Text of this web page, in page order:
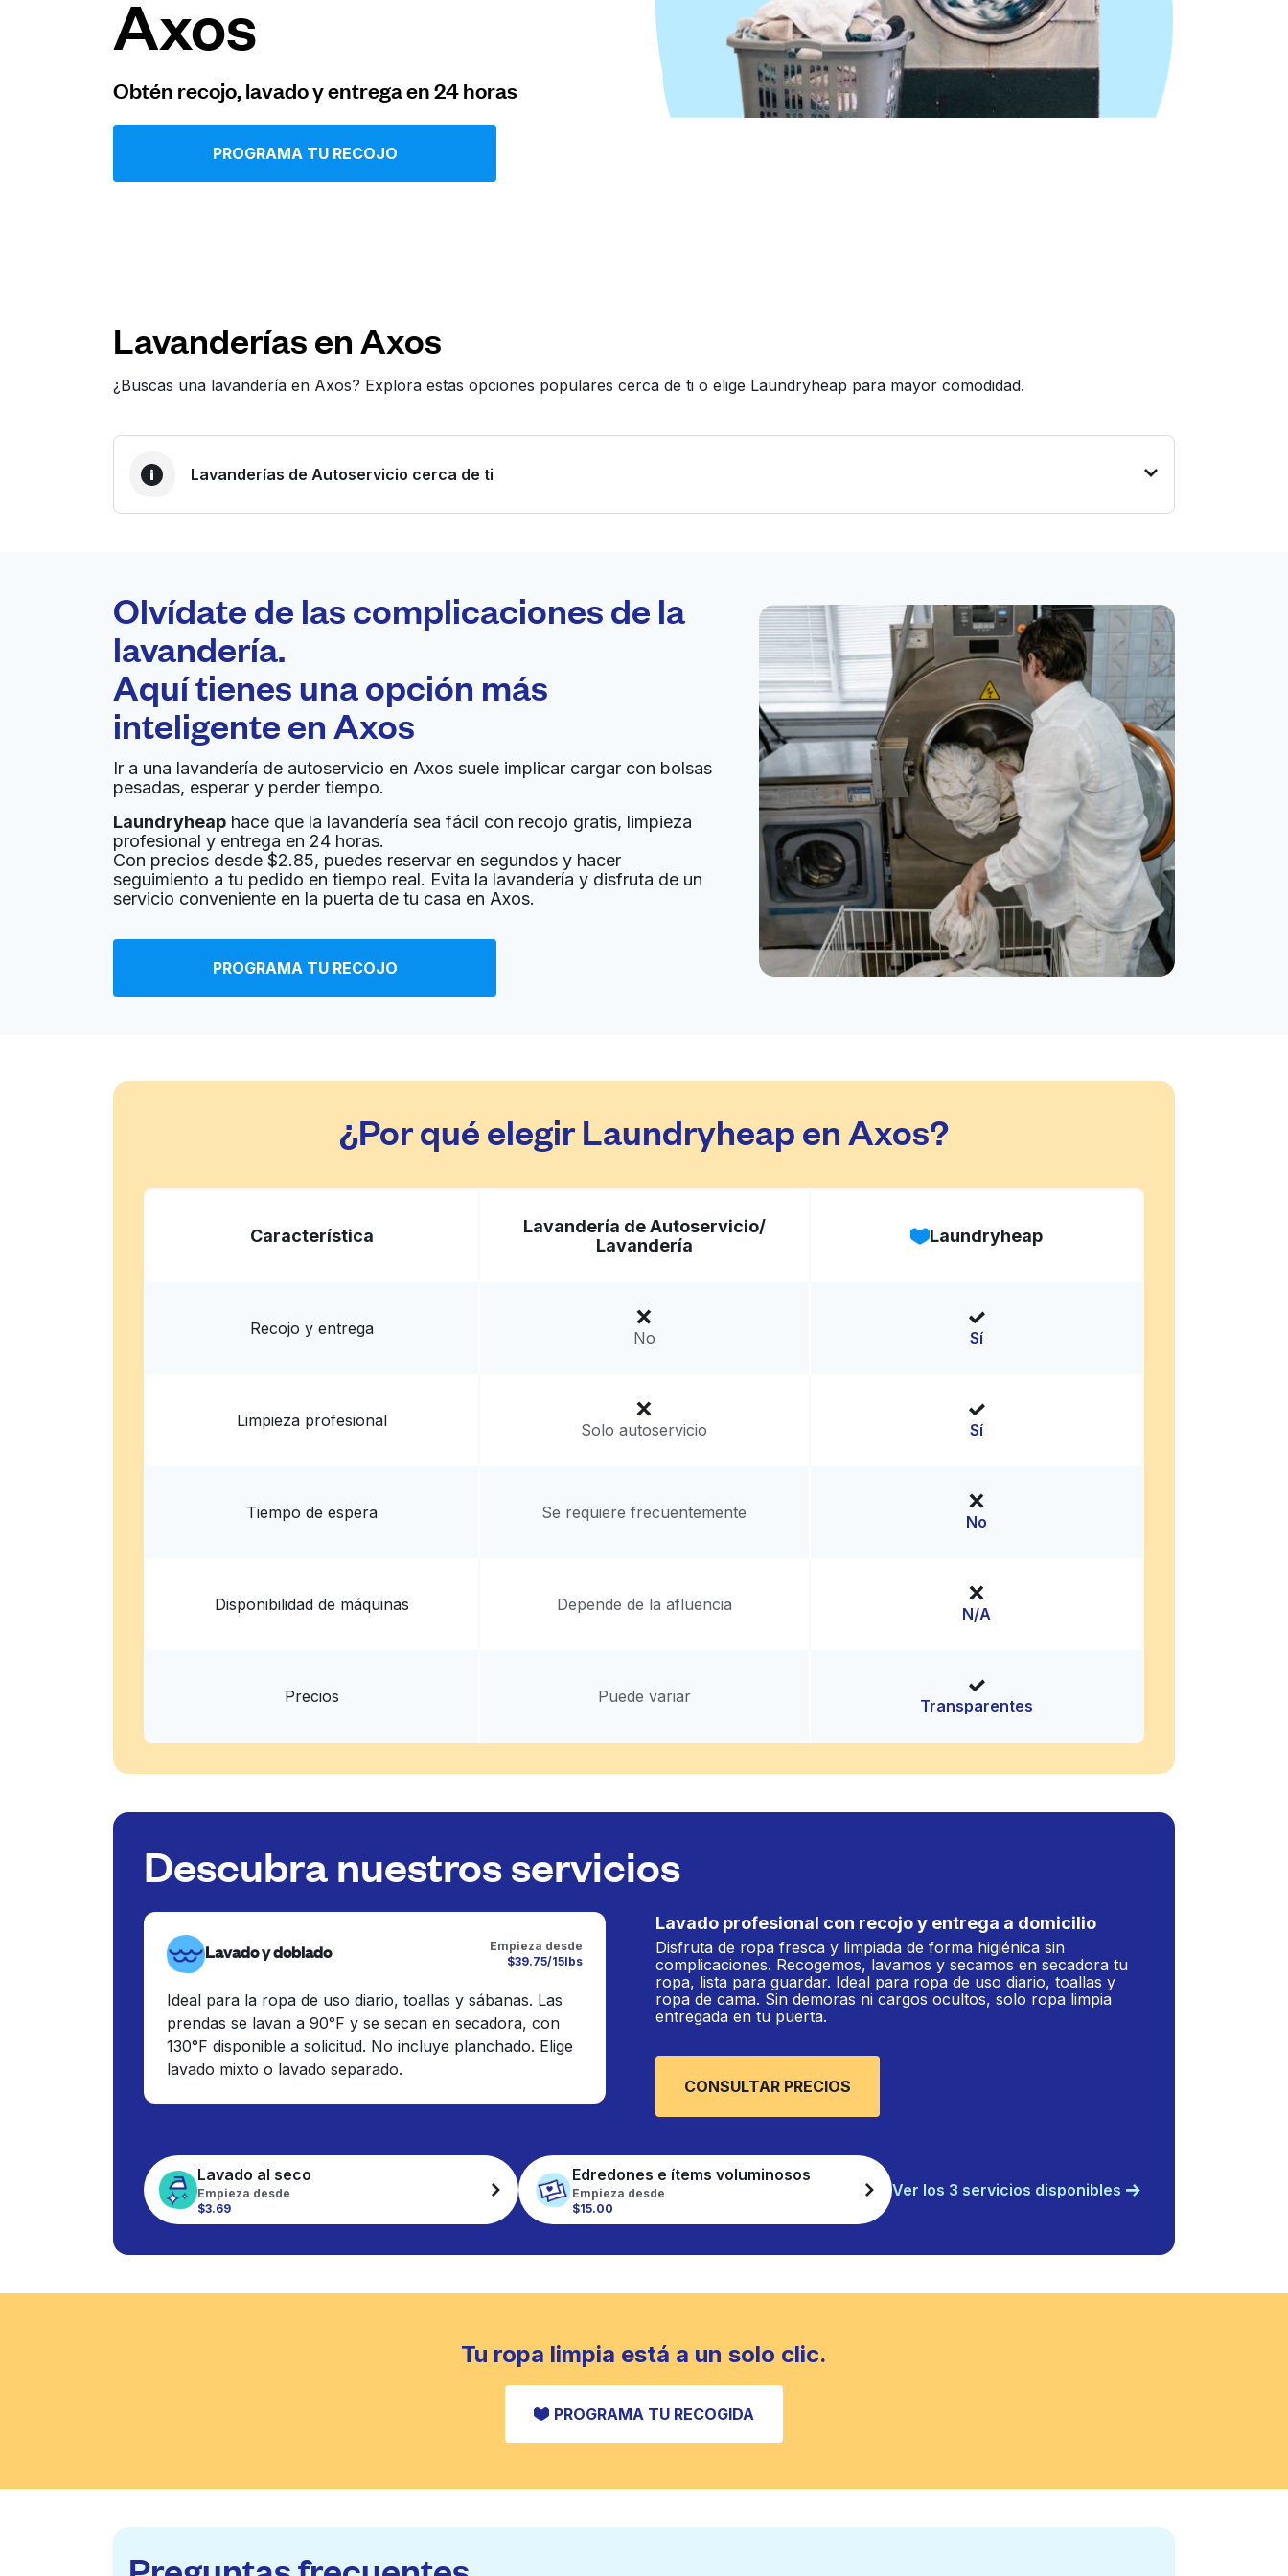
Iniciar sesión
United States ES
Axos
Obtén recojo, lavado y entrega en 24 horas
PROGRAMA TU RECOJO
Lavanderías en Axos
¿Buscas una lavandería en Axos? Explora estas opciones populares cerca de ti o elige Laundryheap para mayor comodidad.
Lavanderías de Autoservicio cerca de ti
Recojo y entrega a en la
puerta de casa
Abierto 24/7
The Wash Stop
1015 25th St, San Diego, CA 92102, United States
? min
Calcular la distancia
Mostrar número
desconocido
Soon Lee Hand Laundry Ir al sitio web
Entrega a domicilio:
Calcular la distancia
Entrega a domicilio: desconocido
7th Avenue Cleaners Ir al sitio web
Mostrar número
Olvídate de las complicaciones de la
lavandería.
Aquí tienes una opción más
inteligente en Axos
Ir a una lavandería de autoservicio en Axos suele implicar cargar con bolsas
pesadas, esperar y perder tiempo.
Laundryheap hace que la lavandería sea fácil con recojo gratis, limpieza
profesional y entrega en 24 horas.
Con precios desde $2.85, puedes reservar en segundos y hacer
seguimiento a tu pedido en tiempo real. Evita la lavandería y disfruta de un
servicio conveniente en la puerta de tu casa en Axos.
PROGRAMA TU RECOJO
¿Por qué elegir Laundryheap en Axos?
Característica
Lavandería de Autoservicio/
Lavandería
Laundryheap
Recojo y entrega No Sí
Limpieza profesional Solo autoservicio Sí
Tiempo de espera Se requiere frecuentemente No
Disponibilidad de máquinas Depende de la afluencia N/A
Precios Puede variar Transparentes
Descubra nuestros servicios
Lavado y doblado
Empieza desde
$39.75/15lbs
Ideal para la ropa de uso diario, toallas y sábanas. Las
prendas se lavan a 90°F y se secan en secadora, con
130°F disponible a solicitud. No incluye planchado. Elige
lavado mixto o lavado separado.
Lavado profesional con recojo y entrega a domicilio
Disfruta de ropa fresca y limpiada de forma higiénica sin
complicaciones. Recogemos, lavamos y secamos en secadora tu
ropa, lista para guardar. Ideal para ropa de uso diario, toallas y
ropa de cama. Sin demoras ni cargos ocultos, solo ropa limpia
entregada en tu puerta.
CONSULTAR PRECIOS
Lavado al seco
Empieza desde
$3.69
Edredones e ítems voluminosos
Empieza desde
$15.00
Ver los 3 servicios disponibles
Tu ropa limpia está a un solo clic.
PROGRAMA TU RECOGIDA